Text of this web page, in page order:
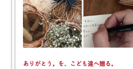
ありがとう。を、こども達へ贈る。